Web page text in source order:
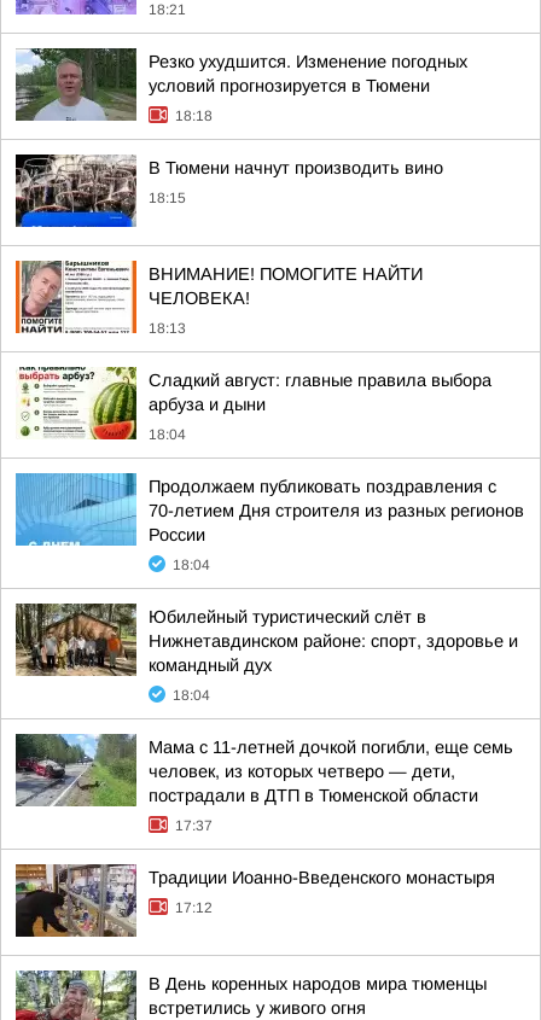
18:21
Резко ухудшится. Изменение погодных
условий прогнозируется в Тюмени
18:18
В Тюмени начнут производить вино
18:15
ВНИМАНИЕ! ПОМОГИТЕ НАЙТИ
ЧЕЛОВЕКА!
18:13
Сладкий август: главные правила выбора
арбуза и дыни
18:04
Продолжаем публиковать поздравления с
70-летием Дня строителя из разных регионов
России
18:04
Юбилейный туристический слёт в
Нижнетавдинском районе: спорт, здоровье и
командный дух
18:04
Мама с 11-летней дочкой погибли, еще семь
человек, из которых четверо — дети,
пострадали в ДТП в Тюменской области
17:37
Традиции Иоанно-Введенского монастыря
17:12
В День коренных народов мира тюменцы
встретились у живого огня